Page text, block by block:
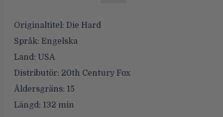
Originaltitel: Die Hard
Språk: Engelska
Land: USA
Distributör: 20th Century Fox
Åldersgräns: 15
Längd: 132 min